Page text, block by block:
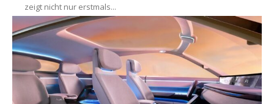
zeigt nicht nur erstmals...